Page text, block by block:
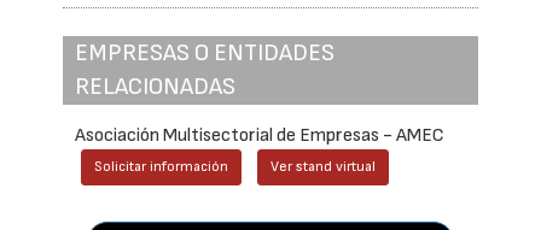
EMPRESAS O ENTIDADES
RELACIONADAS
Asociación Multisectorial de Empresas - AMEC
Solicitar información Ver stand virtual